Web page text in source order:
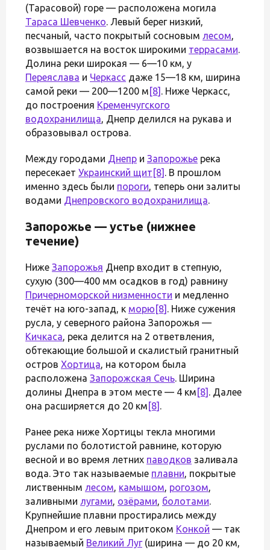
(Тарасовой) горе — расположена могила
Тараса Шевченко. Левый берег низкий,
песчаный, часто покрытый сосновым лесом,
возвышается на восток широкими террасами.
Долина реки широкая — 6—10 км, у
Переяслава и Черкасс даже 15—18 км, ширина
самой реки — 200—1200 м [8] . Ниже Черкасс,
до построения Кременчугского
водохранилища, Днепр делился на рукава и
образовывал острова.
Между городами Днепр и Запорожье река
пересекает Украинский щит [8] . В прошлом
именно здесь были пороги, теперь они залиты
водами Днепровского водохранилища.
Запорожье — устье (нижнее
течение)
Ниже Запорожья Днепр входит в степную,
сухую (300—400 мм осадков в год) равнину
Причерноморской низменности и медленно
течёт на юго-запад, к морю [8] . Ниже сужения
русла, у северного района Запорожья —
Кичкаса, река делится на 2 ответвления,
обтекающие большой и скалистый гранитный
остров Хортица, на котором была
расположена Запорожская Сечь. Ширина
долины Днепра в этом месте — 4 км [8] . Далее
она расширяется до 20 км [8] .
Ранее река ниже Хортицы текла многими
руслами по болотистой равнине, которую
весной и во время летних паводков заливала
вода. Это так называемые плавни, покрытые
лиственным лесом, камышом, рогозом,
заливными лугами, озёрами, болотами.
Крупнейшие плавни простирались между
Днепром и его левым притоком Конкой — так
называемый Великий Луг(ширина — до 20 км,